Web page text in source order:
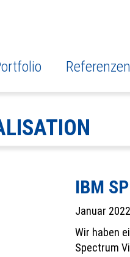
Referenzen
IBM
Januar 2022
Wir haben
Spectrum